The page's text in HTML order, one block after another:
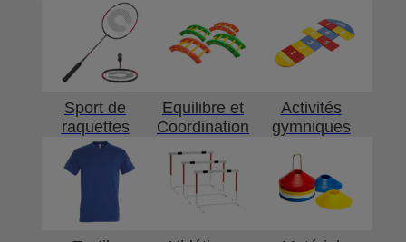
Sport de
raquettes
Equilibre et
Coordination
Activités
gymniques